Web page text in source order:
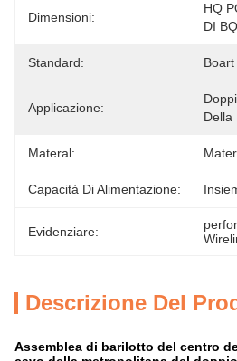
Dimensioni:
HQ
DI
Standard:
Applicazione:
Della
Materal:
Capacità Di Alimentazione:
Evidenziare:
Descrizione Del
Assemblea di barilotto del centro